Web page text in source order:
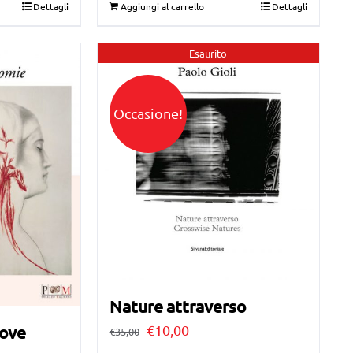
Dettagli
€28,00.€10,00.
Aggiungi al carrello Dettagli
Esaurito
Occasione!
Nature attraverso
€35,00 Il
€10,00Il